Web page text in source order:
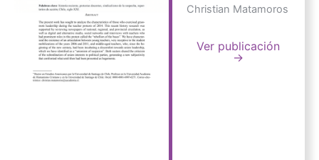
Christian Matamoros
Ver publicación
→